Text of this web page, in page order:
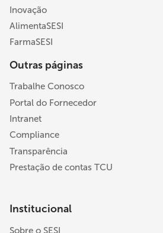
Inovação
AlimentaSESI
FarmaSESI
Outras páginas
Trabalhe Conosco
Portal do Fornecedor
Intranet
Compliance
Transparência
Prestação de contas TCU
Institucional
Sobre o SESI